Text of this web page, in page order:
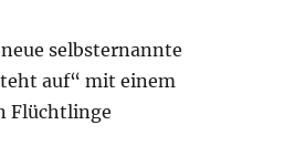
selbsternannte
auf“ mit einem
Flüchtlinge